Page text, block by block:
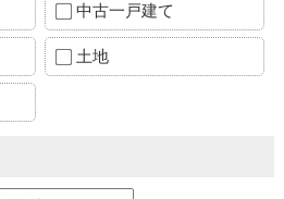
中古一戸建て
土地